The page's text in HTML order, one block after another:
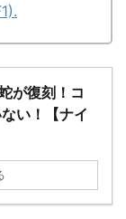
が復刻！コ
い！【ナイ